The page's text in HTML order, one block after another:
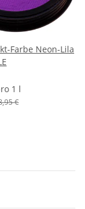
Farbe Neon-Lila
1 l
€